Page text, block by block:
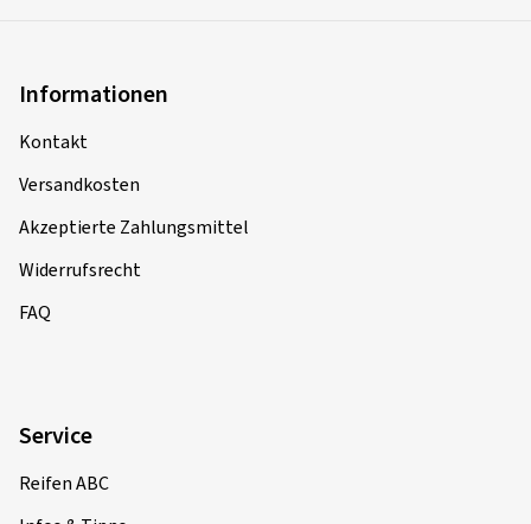
Informationen
Kontakt
Versandkosten
Akzeptierte Zahlungsmittel
Widerrufsrecht
FAQ
Service
Reifen ABC